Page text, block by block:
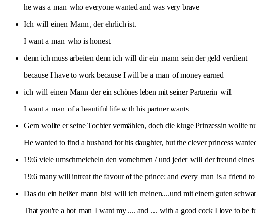
he was a man who everyone wanted and was very brave
Ich will einen Mann , der ehrlich ist.
I want a man who is honest.
denn ich muss arbeiten denn ich will dir ein mann sein der geld verdient
because I have to work because I will be a man of money earned
ich will einen Mann der ein schönes leben mit seiner Partnerin will
I want a man of a beautiful life with his partner wants
Gern wollte er seine Tochter vermählen, doch die kluge Prinzessin wollte
He wanted to find a husband for his daughter, but the clever princess
19:6 viele umschmeicheln den vornehmen / und jeder will der freund eines
19:6 many will intreat the favour of the prince: and every man is a friend
Das du ein heißer mann bist will ich meinen....und mit einem guten
That you're a hot man I want my .... and .... with a good cock I love to be